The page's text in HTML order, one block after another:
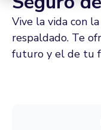
Vive la vida con
respaldado. Te
futuro y el de tu